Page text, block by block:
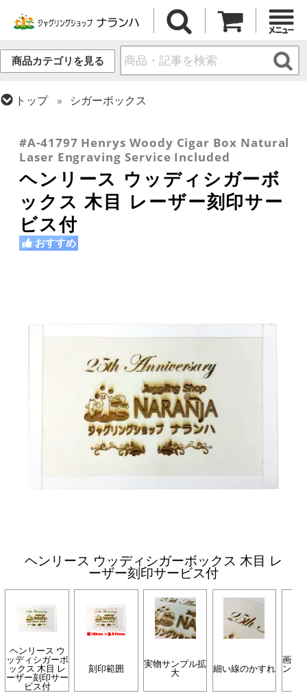
商品カテゴリを見る
トップ
シガーボックス
#A-41797 Henrys Woody Cigar Box Natural
Laser Engraving Service Included
ヘンリース ウッディシガーボ
ックス 木目 レーザー刻印サー
ビス付
おすすめ
ヘンリース ウッディシガーボックス 木目 レ
ーザー刻印サービス付
ヘンリース ウ
ッディシガーボ
ックス 木目 レ
ーザー刻印サー
ビス付
刻印範囲 実物サンプル拡
大 細い線のかすれ
画像
ンプ